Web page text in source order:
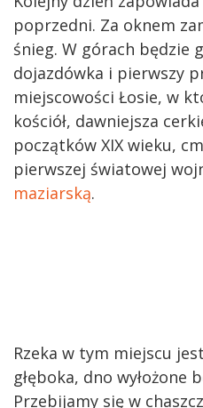
poprzedni. Za oknem
śnieg. W górach będzie
dojazdówka i pierwszy
miejscowości Łosie, w
kościół, dawniejsza
początków XIX wieku,
pierwszej światowej
maziarską.
Rzeka w tym miejscu
głęboka, dno wyłożone
Przebijamy się w